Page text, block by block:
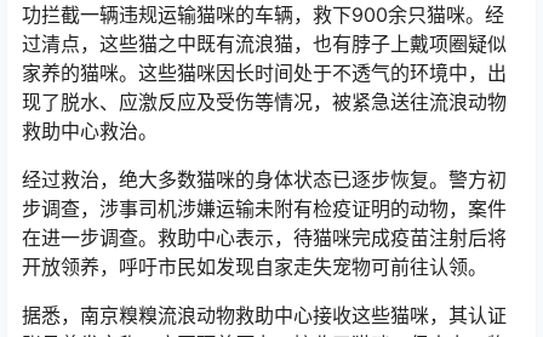
功拦截一辆违规运输猫咪的车辆，救下900余只猫咪。经
过清点，这些猫之中既有流浪猫，也有脖子上戴项圈疑似
家养的猫咪。这些猫咪因长时间处于不透气的环境中，出
现了脱水、应激反应及受伤等情况，被紧急送往流浪动物
救助中心救治。
经过救治，绝大多数猫咪的身体状态已逐步恢复。警方初
步调查，涉事司机涉嫌运输未附有检疫证明的动物，案件
在进一步调查。救助中心表示，待猫咪完成疫苗注射后将
开放领养，呼吁市民如发现自家走失宠物可前往认领。
据悉，南京糗糗流浪动物救助中心接收这些猫咪，其认证